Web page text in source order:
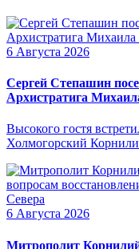
6 Августа 2026
Сергей Степашин
Архистратига
Высокого гостя
Холмогорский
6 Августа 2026
Митрополит